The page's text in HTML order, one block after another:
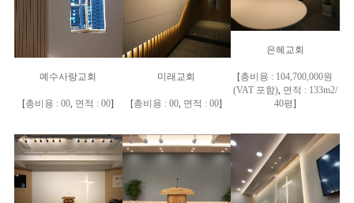
예수사랑교회
[총비용 : 00, 면적 : 00]
미래교회
[총비용 : 00, 면적 : 00]
은혜교회
[총비용 : 104,700,000원
(VAT 포함), 면적 : 133m2/
40평]